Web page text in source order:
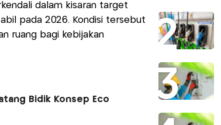
dalam kisaran target
pada 2026. Kondisi tersebut
ruang bagi kebijakan
Bidik Konsep Eco